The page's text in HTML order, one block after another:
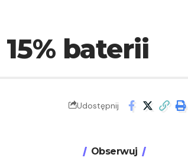
baterii
Udostępnij
Obserwuj